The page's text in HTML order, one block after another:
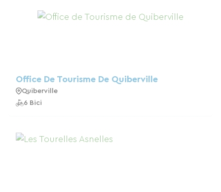
Office De Tourisme De Quiberville
Quiberville
6 Bici